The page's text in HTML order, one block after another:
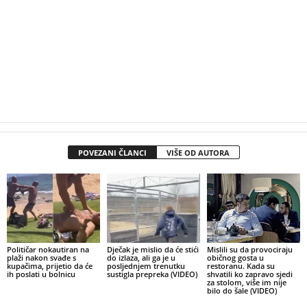
POVEZANI ČLANCI VIŠE OD AUTORA
Političar nokautiran na
plaži nakon svađe s
kupačima, prijetio da će
ih poslati u bolnicu
Dječak je mislio da će stići
do izlaza, ali ga je u
posljednjem trenutku
sustigla prepreka (VIDEO)
Mislili su da provociraju
običnog gosta u
restoranu. Kada su
shvatili ko zapravo sjedi
za stolom, više im nije
bilo do šale (VIDEO)